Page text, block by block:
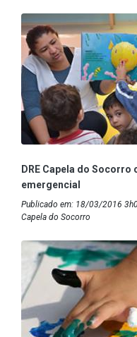
DRE Capela do
emergencial
Publicado em: 18/03/2016
Capela do Socorro